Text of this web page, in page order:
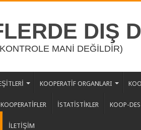
DIŞ
MANİ DEĞİLDİR)
KOOPERATİF ORGANLARI
İSTATİSTİKLER KOOP-DES
İLETİŞİM